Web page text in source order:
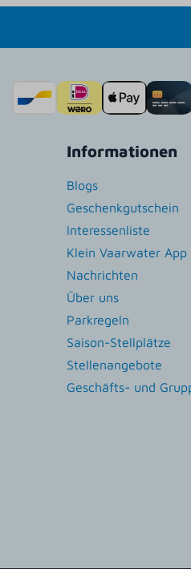
Informationen
Blogs
Geschenkgutschein
Interessenliste
Klein Vaarwater App
Nachrichten
Über uns
Parkregeln
Saison-Stellplätze
Stellenangebote
Geschäfts- und